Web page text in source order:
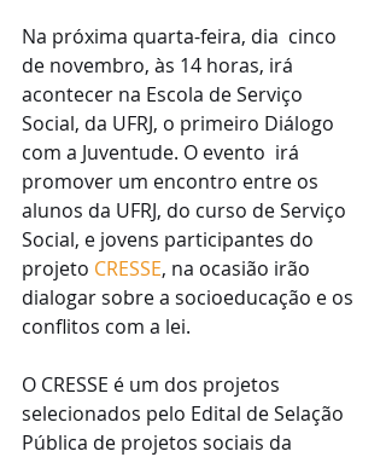
Na próxima quarta-feira, dia  cinco
de novembro, às 14 horas, irá
acontecer na Escola de Serviço
Social, da UFRJ, o primeiro Diálogo
com a Juventude. O evento  irá
promover um encontro entre os
alunos da UFRJ, do curso de Serviço
Social, e jovens participantes do
projeto CRESSE, na ocasião irão
dialogar sobre a socioeducação e os
conflitos com a lei.
O CRESSE é um dos projetos
selecionados pelo Edital de Selação
Pública de projetos sociais da